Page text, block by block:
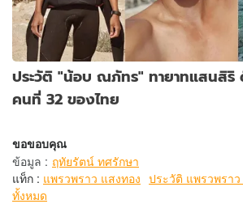
ประวัติ "น้อบ ณภัทร" ทายาทแสนสิริ
คนที่ 32 ของไทย
ขอขอบคุณ
ข้อมูล : ฤทัยรัตน์ ทศรักษา
แท็ก : แพรวพราว แสงทอง ประวัติ แพรวพราว
ทั้งหมด